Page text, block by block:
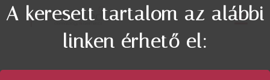
A keresett tartalom az alábbi
linken érhető el: